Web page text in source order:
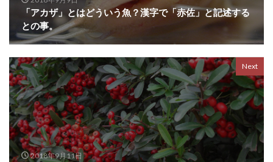
「アカザ」とはどういう魚？漢字で「赤佐」と記述する
との事。
Next
2018年9月11日